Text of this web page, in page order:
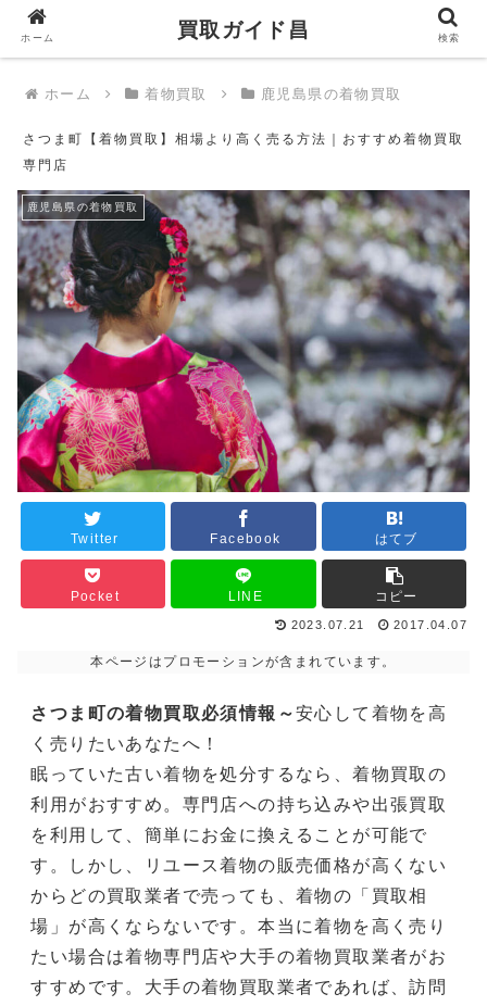
買取ガイド昌
ホーム 着物買取 鹿児島県の着物買取
さつま町【着物買取】相場より高く売る方法｜おすすめ着物買取
専門店
鹿児島県の着物買取
Twitter Facebook はてブ
Pocket LINE コピー
2023.07.21 2017.04.07
本ページはプロモーションが含まれています。
さつま町の着物買取必須情報～安心して着物を高
く売りたいあなたへ！
眠っていた古い着物を処分するなら、着物買取の
利用がおすすめ。専門店への持ち込みや出張買取
を利用して、簡単にお金に換えることが可能で
す。しかし、リユース着物の販売価格が高くない
からどの買取業者で売っても、着物の「買取相
場」が高くならないです。本当に着物を高く売り
たい場合は着物専門店や大手の着物買取業者がお
すすめです。大手の着物買取業者であれば、訪問
ホーム 買取ガイド昌 検索